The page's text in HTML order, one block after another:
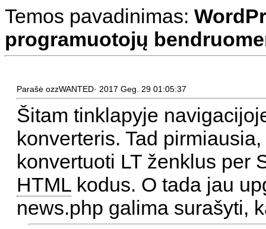
Temos pavadinimas:
programuotojų
Parašė ozzWANTED· 2017 Geg. 29 01:05:37
Šitam tinklapyje
konverteris. Tad
konvertuoti LT ženklus per
HTML kodus. O tada jau
news.php galima surašyti,